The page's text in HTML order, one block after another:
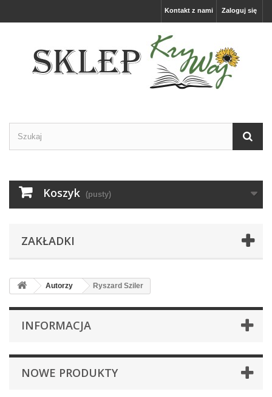
Zaloguj się
Kontakt z nami
Koszyk (pusty)
ZAKŁADKI
Autorzy Ryszard Sziler
INFORMACJA
NOWE PRODUKTY